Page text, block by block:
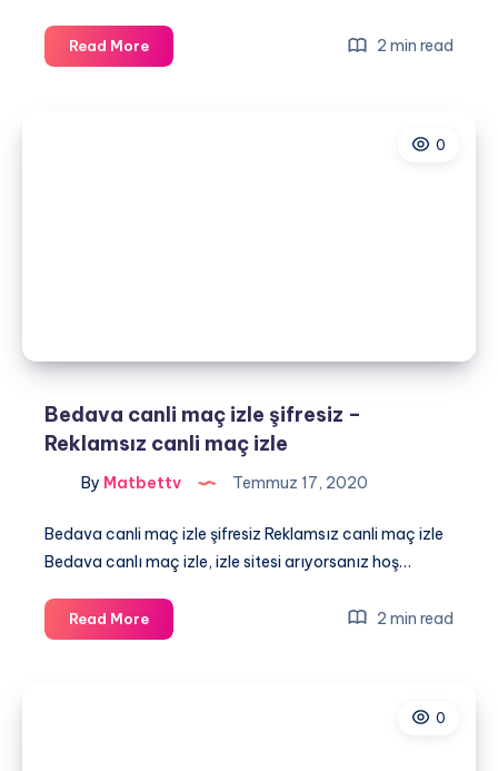
Read MoreŞampiyonlar
Ligini
2 min read
0
Bedava canli maç izle şifresiz –
Reklamsız canli maç izle
By Matbettv Temmuz 17, 2020
Bedava canli maç izle şifresiz Reklamsız canli maç izle
Bedava canlı maç izle, izle sitesi arıyorsanız hoş…
Read MoreBedava
canli
2 min read
0